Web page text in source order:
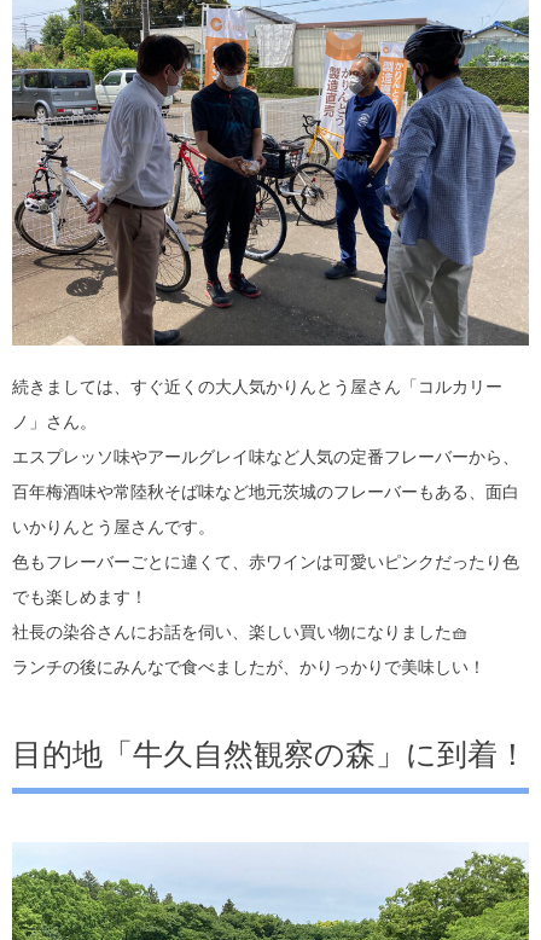
続きましては、すぐ近くの大人気かりんとう屋さん「コルカリー
ノ」さん。
エスプレッソ味やアールグレイ味など人気の定番フレーバーから、
百年梅酒味や常陸秋そば味など地元茨城のフレーバーもある、面白
いかりんとう屋さんです。
色もフレーバーごとに違くて、赤ワインは可愛いピンクだったり色
でも楽しめます！
社長の染谷さんにお話を伺い、楽しい買い物になりました🧺
ランチの後にみんなで食べましたが、かりっかりで美味しい！
目的地「牛久自然観察の森」に到着！